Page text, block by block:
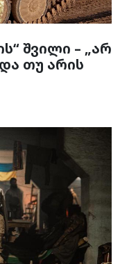
შვილი – „არ
თუ არის